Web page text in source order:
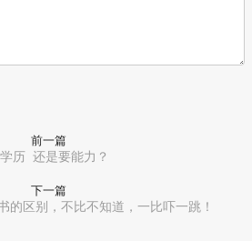
前一篇
历 还是要能力？
下一篇
的区别，不比不知道，一比吓一跳！